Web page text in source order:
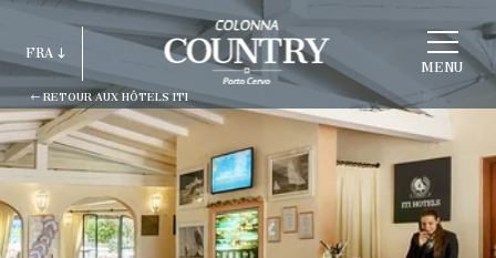
MENU
RETOUR AUX HÔTELS ITI
FRA
ITA
ENG
ESP
RUS
CHOISIR